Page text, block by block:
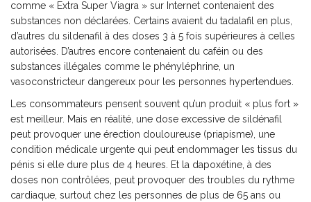
comme « Extra Super Viagra » sur Internet contenaient des
substances non déclarées. Certains avaient du tadalafil en plus,
d’autres du sildenafil à des doses 3 à 5 fois supérieures à celles
autorisées. D’autres encore contenaient du caféin ou des
substances illégales comme le phényléphrine, un
vasoconstricteur dangereux pour les personnes hypertendues.
Les consommateurs pensent souvent qu’un produit « plus fort »
est meilleur. Mais en réalité, une dose excessive de sildénafil
peut provoquer une érection douloureuse (priapisme), une
condition médicale urgente qui peut endommager les tissus du
pénis si elle dure plus de 4 heures. Et la dapoxétine, à des
doses non contrôlées, peut provoquer des troubles du rythme
cardiaque, surtout chez les personnes de plus de 65 ans ou